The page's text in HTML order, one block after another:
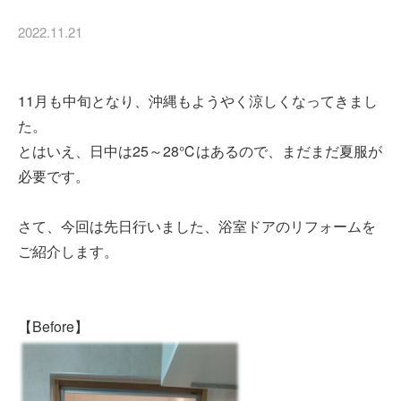
2022.11.21
11月も中旬となり、沖縄もようやく涼しくなってきまし
た。
とはいえ、日中は25～28℃はあるので、まだまだ夏服が
必要です。
さて、今回は先日行いました、浴室ドアのリフォームを
ご紹介します。
【Before】